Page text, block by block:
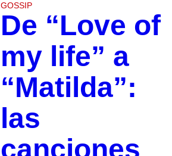
GOSSIP
De “Love of
my life” a
“Matilda”:
las
canciones